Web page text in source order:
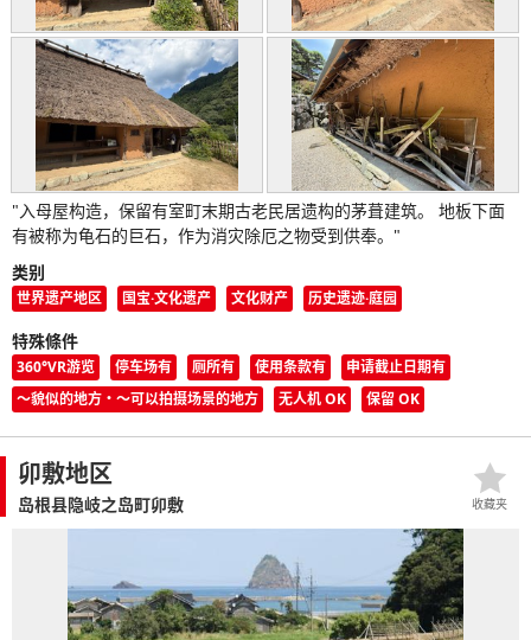
"入母屋构造，保留有室町末期古老民居遗构的茅葺建筑。 地板下面
有被称为龟石的巨石，作为消灾除厄之物受到供奉。"
类别
世界遗产地区 国宝·文化遗产 文化财产 历史遗迹·庭园
特殊條件
360°VR游览 停车场有 厕所有 使用条款有
申请截止日期有
〜貌似的地方・〜可以拍摄场景的地方
无人机 OK 保留 OK
卯敷地区
岛根县隐岐之岛町卯敷 收藏夹